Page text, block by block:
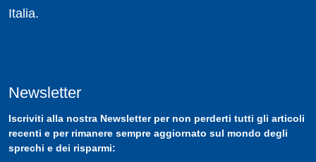
Italia.
Newsletter
Iscriviti alla nostra Newsletterper non perderti tutti gli articoli
recenti e per rimanere sempre aggiornato sul mondo degli
sprechi e dei risparmi: